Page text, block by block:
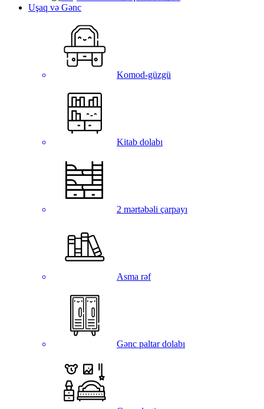
Uşaq və Gənc
Komod-güzgü
Kitab dolabı
2 mərtəbəli çarpayı
Asma rəf
Gənc paltar dolabı